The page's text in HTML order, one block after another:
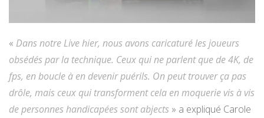
« Dans notre Live hier, nous avons caricaturé les joueurs
obsédés par la technique. Ceux qui ne parlent que de 4K, de
fps, en boucle à en devenir puérils. On peut trouver ça pas
drôle, mais ceux qui transforment cela en moquerie vis à vis
de personnes handicapées sont abjects » a expliqué Carole